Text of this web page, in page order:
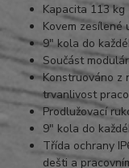
Kapacita 113 kg
Kovem zesílené
9″ kola do
Součást
Konstruováno z
trvanlivost
Prodlužovací
9″ kola do
Třída ochrany
dešti a